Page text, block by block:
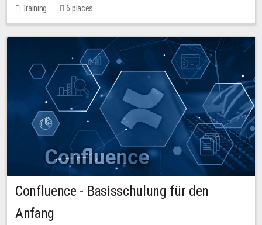
Training 6 places
Confluence - Basisschulung für den
Anfang